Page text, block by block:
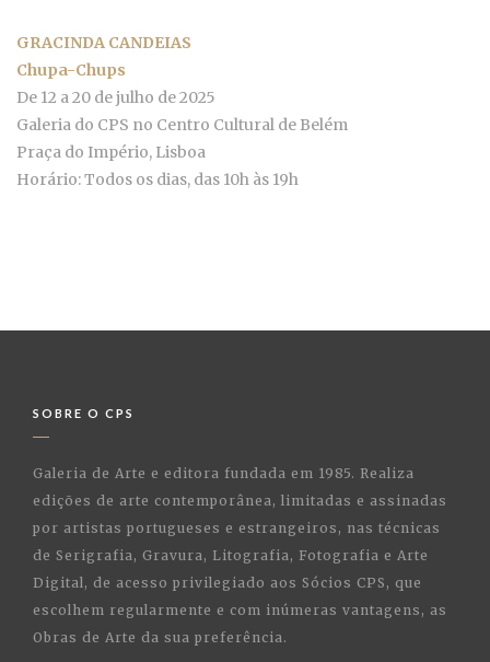
GRACINDA CANDEIAS
Chupa-Chups
De 12 a 20 de julho de 2025
Galeria do CPS no Centro Cultural de Belém
Praça do Império, Lisboa
Horário: Todos os dias, das 10h às 19h
SOBRE O CPS
Galeria de Arte e editora fundada em 1985. Realiza
edições de arte contemporânea, limitadas e assinadas
por artistas portugueses e estrangeiros, nas técnicas
de Serigrafia, Gravura, Litografia, Fotografia e Arte
Digital, de acesso privilegiado aos Sócios CPS, que
escolhem regularmente e com inúmeras vantagens, as
Obras de Arte da sua preferência.